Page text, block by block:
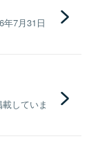
7月31日
していま